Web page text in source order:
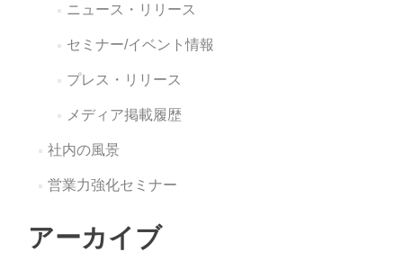
ニュース・リリース
セミナー/イベント情報
プレス・リリース
メディア掲載履歴
社内の風景
営業力強化セミナー
アーカイブ